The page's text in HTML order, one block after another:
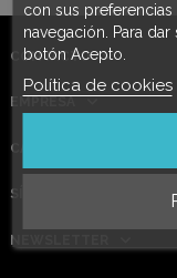
CONTACTO
CATEGORÍAS
con sus
navegación. Para
botón Acepto.
Política de cookies
SÍGUENOS
NEWSLETTER